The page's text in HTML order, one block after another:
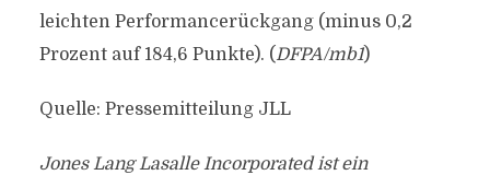
leichten Performancerückgang (minus 0,2
Prozent auf 184,6 Punkte). (DFPA/mb1)
Quelle: Pressemitteilung JLL
Jones Lang Lasalle Incorporated ist ein